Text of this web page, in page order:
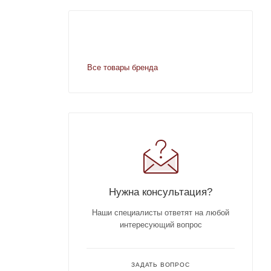
Все товары бренда
Нужна консультация?
Наши специалисты ответят на любой
интересующий вопрос
ЗАДАТЬ ВОПРОС